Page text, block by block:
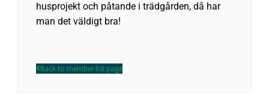
husprojekt och påtande i trädgården, då har
man det väldigt bra!
Back to member list page